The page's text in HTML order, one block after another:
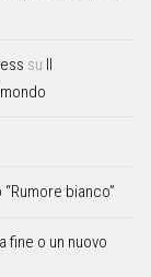
su
bianco”
fine o un nuovo